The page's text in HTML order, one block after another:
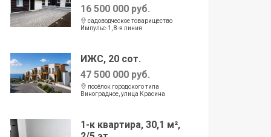
16 500 000 руб.
садоводческое товарищество
Импульс-1, 8-я линия
ИЖС, 20 сот.
47 500 000 руб.
посёлок городского типа
Виноградное, улица Красина
1-к квартира, 30,1 м²,